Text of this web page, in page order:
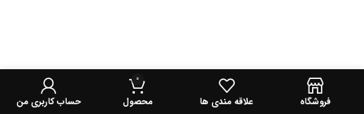
فروشگاه علاقه مندی ها
0
محصول حساب کاربری من